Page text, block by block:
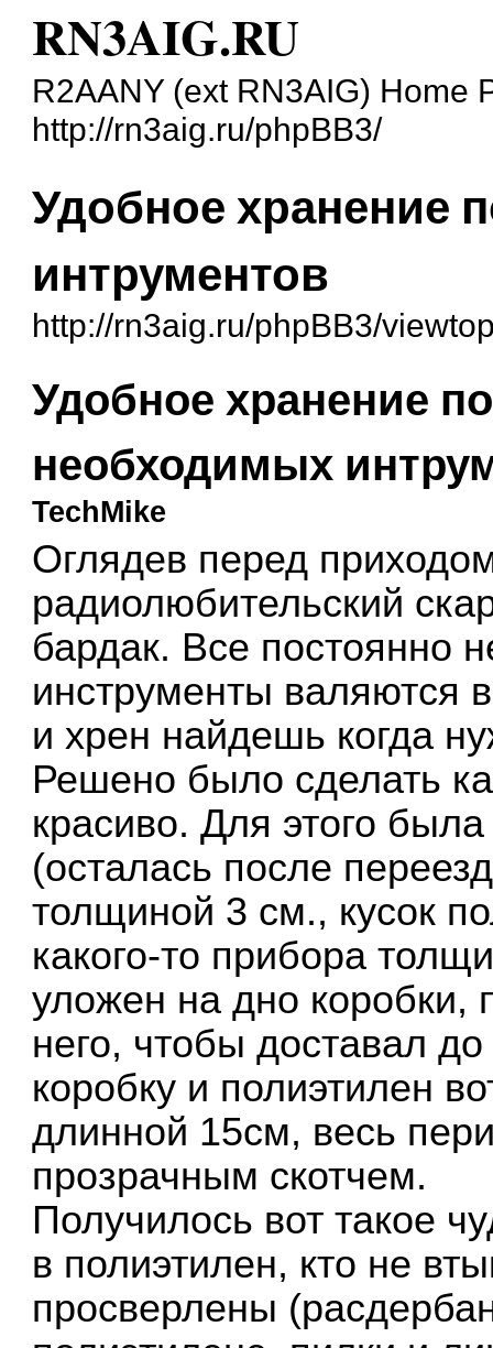
RN3AIG.RU
R2AANY (ext RN3AIG) Home
http://rn3aig.ru/phpBB3/
Удобное хранение
интрументов
http://rn3aig.ru/phpBB3/
Удобное хранение
необходимых
TechMike
Оглядев перед
радиолюбительский
бардак. Все постоянно
инструменты валяются
и хрен найдешь когда
Решено было сделать
красиво. Для этого
(осталась после
толщиной 3 см., кусок
какого-то прибора
уложен на дно коробки,
него, чтобы доставал
коробку и полиэтилен
длинной 15см, весь
прозрачным скотчем.
Получилось вот такое
в полиэтилен, кто не
просверлены